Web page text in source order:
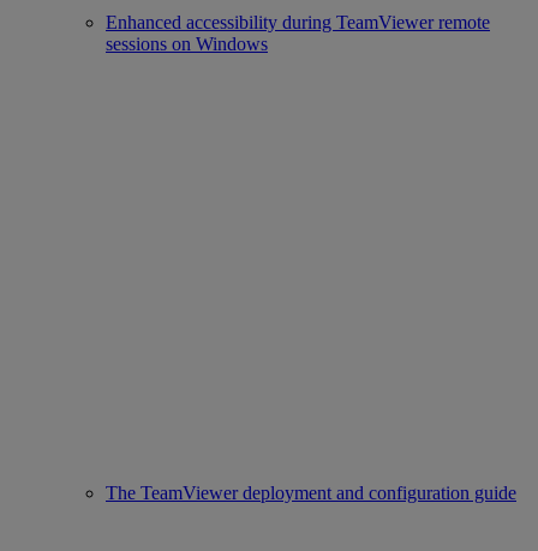
Enhanced accessibility during TeamViewer remote
sessions on Windows
The TeamViewer deployment and configuration guide